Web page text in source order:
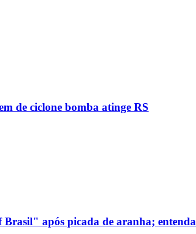
de ciclone bomba atinge RS
após picada de aranha; entenda